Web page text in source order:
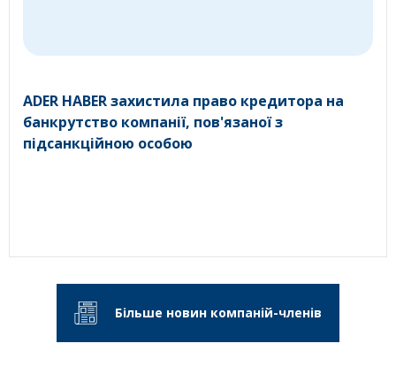
ADER HABER захистила право кредитора на
банкрутство компанії, пов'язаної з
підсанкційною особою
Більше новин компаній-членів